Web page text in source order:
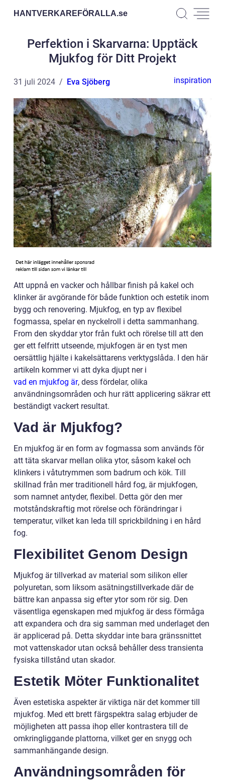
HANTVERKAREFÖRALLA.se
Perfektion i Skarvarna: Upptäck
Mjukfog för Ditt Projekt
31 juli 2024 Eva Sjöberg inspiration
Att uppnå en vacker och hållbar finish på kakel och
klinker är avgörande för både funktion och estetik inom
bygg och renovering. Mjukfog, en typ av flexibel
fogmassa, spelar en nyckelroll i detta sammanhang.
From den skyddar ytor från fukt och rörelse till att den
ger ett felfritt utseende, mjukfogen är en tyst men
oersättlig hjälte i kakelsättarens verktygslåda. I den här
artikeln kommer vi att dyka djupt ner i
vad en mjukfog är, dess fördelar, olika
användningsområden och hur rätt applicering säkrar ett
beständigt vackert resultat.
Vad är Mjukfog?
En mjukfog är en form av fogmassa som används för
att täta skarvar mellan olika ytor, såsom kakel och
klinkers i våtutrymmen som badrum och kök. Till
skillnad från mer traditionell hård fog, är mjukfogen,
som namnet antyder, flexibel. Detta gör den mer
motståndskraftig mot rörelse och förändringar i
temperatur, vilket kan leda till sprickbildning i en hård
fog.
Flexibilitet Genom Design
Mjukfog är tillverkad av material som silikon eller
polyuretan, som liksom asätningstillverkade där de
bättre kan anpassa sig efter ytor som rör sig. Den
väsentliga egenskapen med mjukfog är dess förmåga
att expandera och dra sig samman med underlaget den
är applicerad på. Detta skyddar inte bara gränssnittet
mot vattenskador utan också behåller dess transienta
fysiska tillstånd utan skador.
Estetik Möter Funktionalitet
Även estetiska aspekter är viktiga när det kommer till
mjukfog. Med ett brett färgspektra salag erbjuder de
möjligheten att passa ihop eller kontrastera till de
omkringliggande plattorna, vilket ger en snygg och
sammanhängande design.
Användningsområden för